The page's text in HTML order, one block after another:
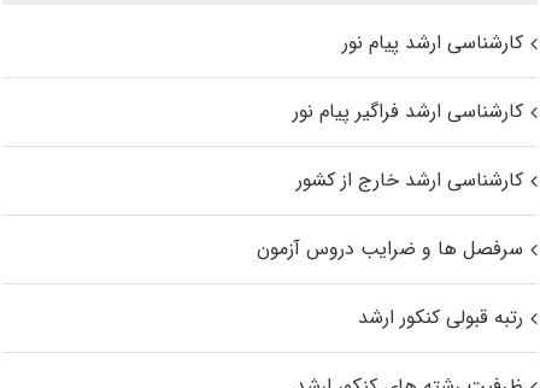
کارشناسی ارشد پیام نور
کارشناسی ارشد فراگیر پیام نور
کارشناسی ارشد خارج از کشور
سرفصل ها و ضرایب دروس آزمون
رتبه قبولی کنکور ارشد